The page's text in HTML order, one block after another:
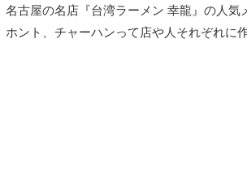
名古屋の名店『台湾ラーメン 幸龍』の人気
ホント、チャーハンって店や人それぞれに